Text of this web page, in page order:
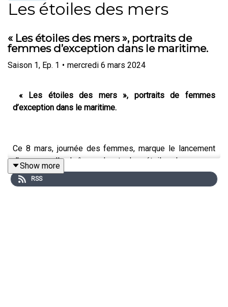
Les étoiles des mers
« Les étoiles des mers », portraits de
femmes d’exception dans le maritime.
Saison 1, Ep. 1 • mercredi 6 mars 2024
« Les étoiles des mers », portraits de femmes
d’exception dans le maritime.
Ce 8 mars, journée des femmes, marque le lancement
d’une nouvelle chaîne podcast « Les étoiles des mers »,
portraits de femmes d’exception dans le maritime.
Show more
RSS